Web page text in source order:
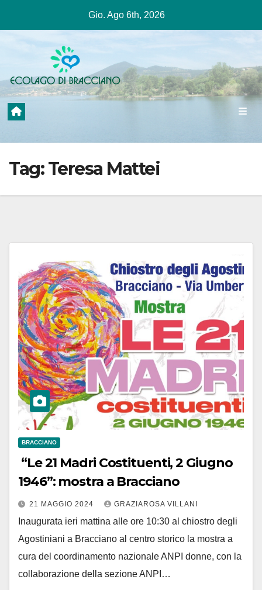
contenuto
Gio. Ago 6th, 2026
Tag:Teresa Mattei
BRACCIANO
“Le 21 Madri Costituenti, 2 Giugno
1946”: mostra a Bracciano
21 MAGGIO 2024 GRAZIAROSA VILLANI
Inaugurata ieri mattina alle ore 10:30 al chiostro degli
Agostiniani a Bracciano al centro storico la mostra a
cura del coordinamento nazionale ANPI donne, con la
collaborazione della sezione ANPI…